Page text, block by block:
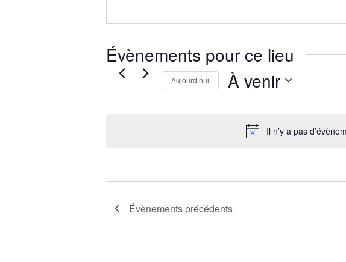
Évènements pour ce lieu
Notice
Il n’y a pas
Aujourd’hui À venir
date.
Évènements précédents